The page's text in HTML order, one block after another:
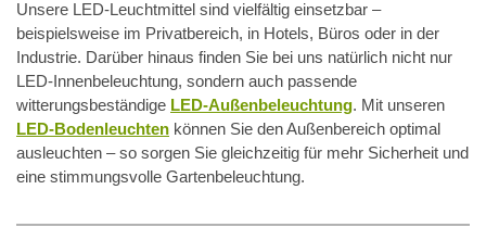
Unsere LED-Leuchtmittel sind vielfältig einsetzbar –
beispielsweise im Privatbereich, in Hotels, Büros oder in der
Industrie. Darüber hinaus finden Sie bei uns natürlich nicht nur
LED-Innenbeleuchtung, sondern auch passende
witterungsbeständige LED-Außenbeleuchtung. Mit unseren
LED-Bodenleuchten können Sie den Außenbereich optimal
ausleuchten – so sorgen Sie gleichzeitig für mehr Sicherheit und
eine stimmungsvolle Gartenbeleuchtung.